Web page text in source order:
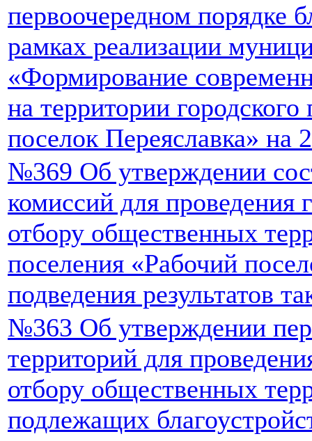
первоочередном порядке
рамках реализации
«Формирование
на территории
поселок Переяславка» на
№369 Об утверждении
комиссий для проведения
отбору общественных
поселения «Рабочий
подведения результатов
№363 Об утверждении
территорий для
отбору общественных
подлежащих